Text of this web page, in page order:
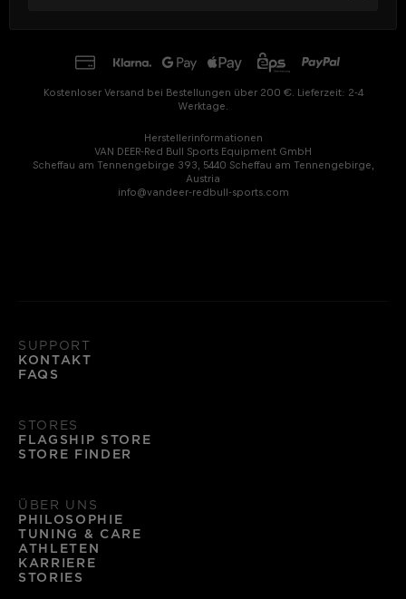
Kostenloser Versand bei Bestellungen über 200 €. Lieferzeit: 2-4
Werktage.
Herstellerinformationen
VAN DEER-Red Bull Sports Equipment GmbH
Scheffau am Tennengebirge 393, 5440 Scheffau am Tennengebirge,
Austria
info@vandeer-redbull-sports.com